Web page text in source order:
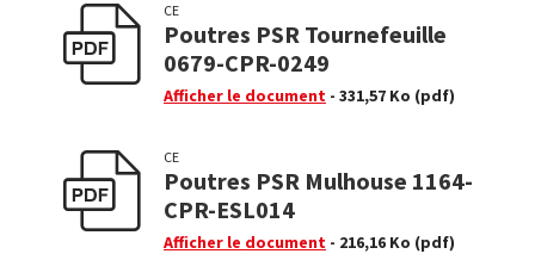
CE
Poutres PSR Tournefeuille
0679-CPR-0249
Afficher le document - 331,57 Ko (pdf)
CE
Poutres PSR Mulhouse 1164-
CPR-ESL014
Afficher le document - 216,16 Ko (pdf)